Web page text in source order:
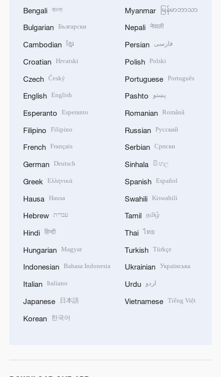
Bengali বাংলা
Bulgarian Български
Cambodian ខ្មែរ
Croatian Hrvatski
Czech Český
English English
Esperanto Esperanto
Filipino Filipino
French Français
German Deutsch
Greek Ελληνικά
Hausa Hausa
Hebrew עברית
Hindi हिन्दी
Hungarian Magyar
Indonesian Bahasa Indonesia
Italian Italiano
Japanese 日本語
Korean 한국어
Myanmar မြန်မာဘာသာ
Nepali नेपाली
Persian فارسی
Polish Polski
Portuguese Português
Pashto پښتو
Romanian Română
Russian Русский
Serbian Српски
Sinhala සිංහල
Spanish Español
Swahili Kiswahili
Tamil தமிழ்
Thai ไทย
Turkish Türkçe
Ukrainian Українська
Urdu اردو
Vietnamese Tiếng Việt